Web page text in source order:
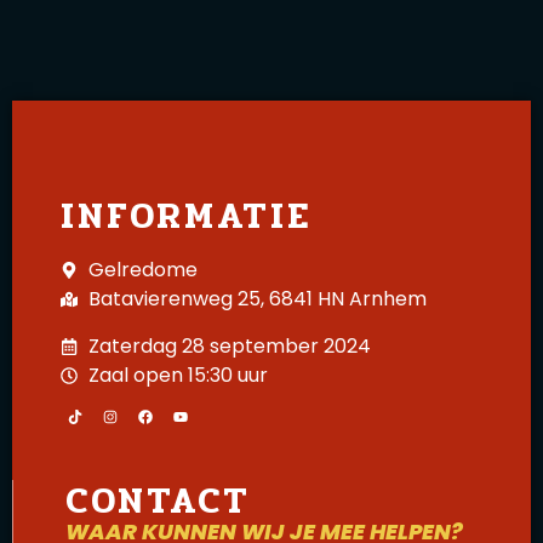
INFORMATIE
Gelredome
Batavierenweg 25, 6841 HN Arnhem
Zaterdag 28 september 2024
Zaal open 15:30 uur
CONTACT
WAAR KUNNEN WIJ JE MEE HELPEN?